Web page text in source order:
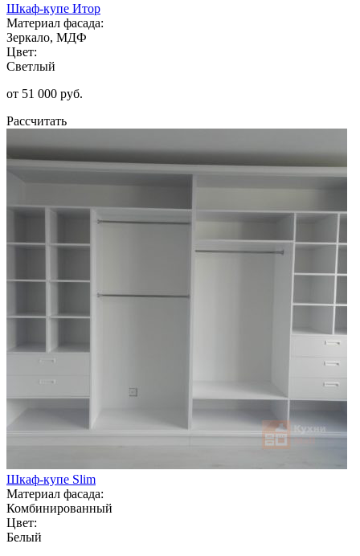
Шкаф-купе Итор
Материал фасада:
Зеркало, МДФ
Цвет:
Светлый
от 51 000 руб.
Рассчитать
Шкаф-купе Slim
Материал фасада:
Комбинированный
Цвет:
Белый